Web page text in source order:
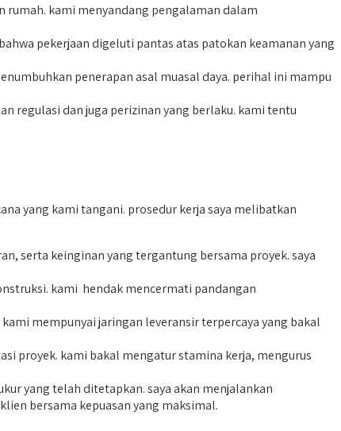
rumah. kami menyandang pengalaman dalam
pekerjaan digeluti pantas atas patokan keamanan yang
penerapan asal muasal daya. perihal ini mampu
regulasi dan juga perizinan yang berlaku. kami tentu
yang kami tangani. prosedur kerja saya melibatkan
serta keinginan yang tergantung bersama proyek. saya
kami hendak mencermati pandangan
mempunyai jaringan leveransir terpercaya yang bakal
proyek. kami bakal mengatur stamina kerja, mengurus
yang telah ditetapkan. saya akan menjalankan
bersama kepuasan yang maksimal.